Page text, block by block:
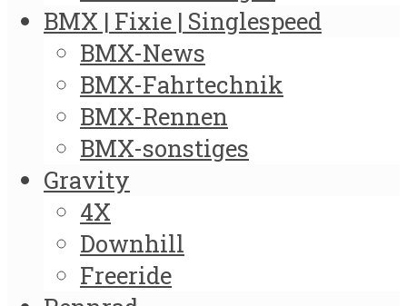
BMX | Fixie | Singlespeed
BMX-News
BMX-Fahrtechnik
BMX-Rennen
BMX-sonstiges
Gravity
4X
Downhill
Freeride